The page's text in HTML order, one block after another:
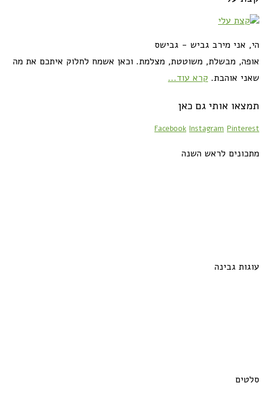
הי, אני מירב גביש - גבישס
אופה, מבשלת, משוטטת, מצלמת. וכאן אשמח לחלוק איתכם את מה
שאני אוהבת. קרא עוד...
תמצאו אותי גם כאן
Facebook Instagram Pinterest
מתכונים לראש השנה
עוגות גבינה
סלטים